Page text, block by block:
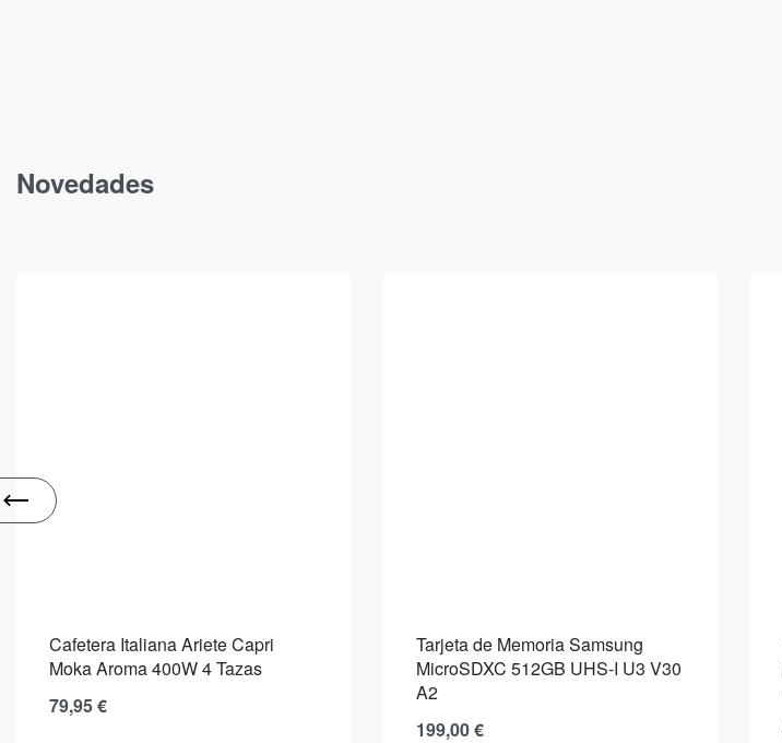
Novedades
Cafetera Italiana Ariete Capri
Moka Aroma 400W 4 Tazas
79,95€
Tarjeta de Memoria Samsung
MicroSDXC 512GB UHS-I U3 V30
A2
199,00€